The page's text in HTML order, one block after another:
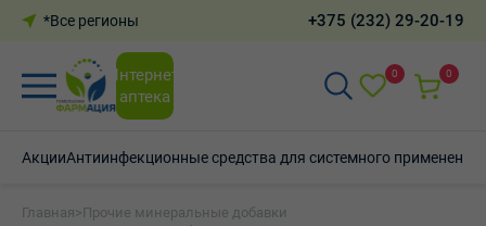
*Все регионы +375 (232) 29-20-19
Интернет-
аптека
0 0
АкцииАнтиинфекционные средства для системного применения
Главная >Прочие минеральные добавки